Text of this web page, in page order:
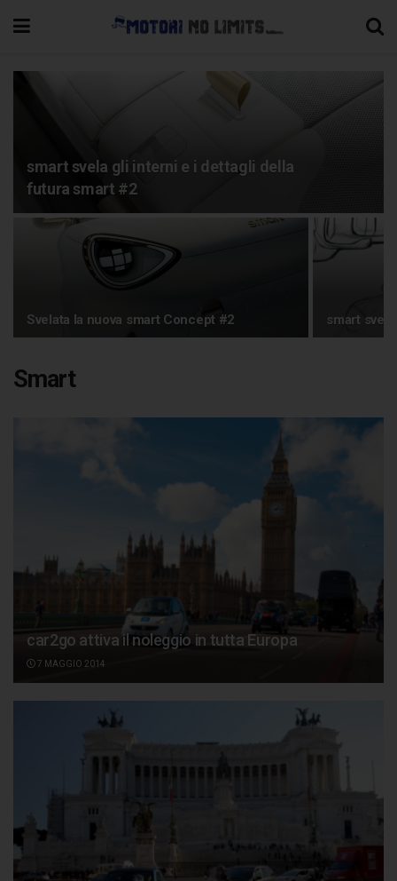
smart svela gli interni e i dettagli della
futura smart #2
Svelata la nuova smart Concept #2 smart
Smart
car2go attiva il noleggio in tutta Europa
7 MAGGIO 2014